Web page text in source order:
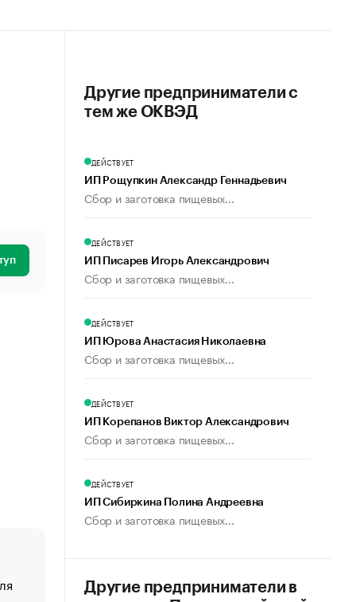
«От спорта тело стареет иначе». Как живет глава
Другие предприниматели с
тем же ОКВЭД
ДЕЙСТВУЕТ
ИП Рощупкин Александр Геннадьевич
Сбор и заготовка пищевых...
ДЕЙСТВУЕТ
ИП Писарев Игорь Александрович
Сбор и заготовка пищевых...
ДЕЙСТВУЕТ
ИП Юрова Анастасия Николаевна
Сбор и заготовка пищевых...
ДЕЙСТВУЕТ
ИП Корепанов Виктор Александрович
Сбор и заготовка пищевых...
ДЕЙСТВУЕТ
ИП Сибиркина Полина Андреевна
Сбор и заготовка пищевых...
Другие предприниматели в